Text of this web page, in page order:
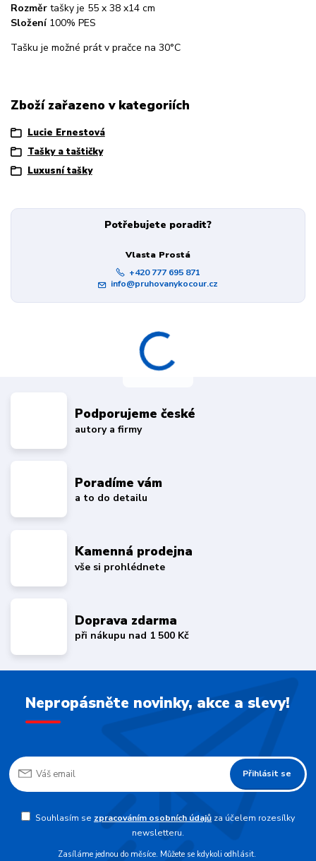
Rozměr tašky je 55 x 38 x14 cm
Složení 100% PES
Tašku je možné prát v pračce na 30°C
Zboží zařazeno v kategoriích
Lucie Ernestová
Tašky a taštičky
Luxusní tašky
Potřebujete poradit?
Vlasta Prostá
+420 777 695 871
info@pruhovanykocour.cz
Podporujeme české
autory a firmy
Poradíme vám
a to do detailu
Kamenná prodejna
vše si prohlédnete
Doprava zdarma
při nákupu nad 1 500 Kč
Nepropásněte novinky, akce a slevy!
Přihlásit se
Souhlasím se zpracováním osobních údajůza účelem rozesílky
newsletteru.
Zasíláme jednou do měsíce. Můžete se kdykoli odhlásit.